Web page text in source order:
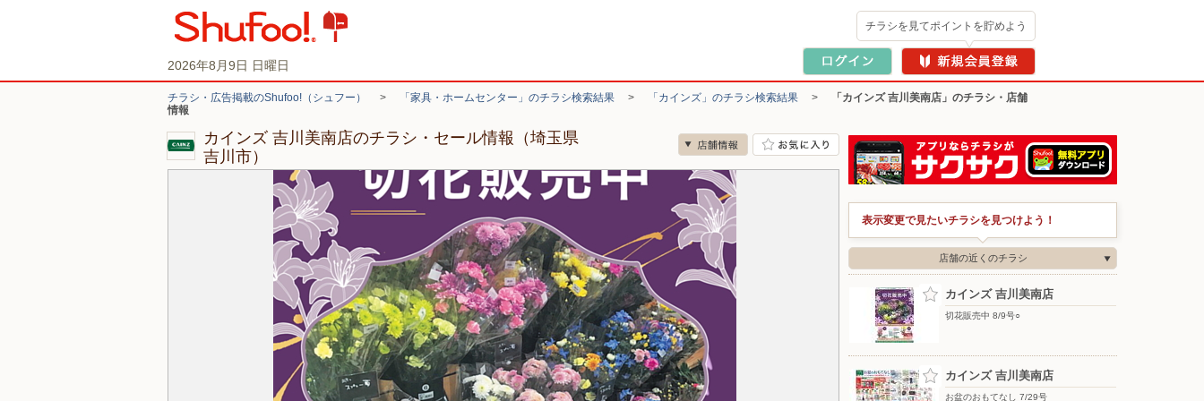
2026年8月9日 日曜日
チラシを見てポイントを貯めよう
チラシ・広告掲載のShufoo!（シュフー） > 「家具・ホームセンター」のチラシ検索結果 > 「カインズ」のチラシ検索結果 >
「カインズ 吉川美南店」のチラシ・店舗
情報
カインズ 吉川美南店のチラシ・セール情報（埼玉県
吉川市）
表示変更で見たいチラシを見つけよう！
店舗の近くのチラシ
カインズ 吉川美南店
切花販売中 8/9号○
カインズ 吉川美南店
お盆のおもてなし 7/29号